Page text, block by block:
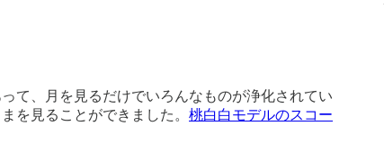
て、月を見るだけでいろんなものが浄化されてい
を見ることができました。 桃白白モデルのスコー